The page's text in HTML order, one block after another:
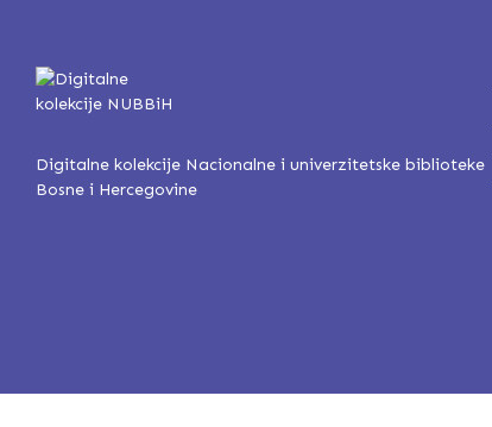
Digitalne kolekcije Nacionalne i univerzitetske biblioteke
Bosne i Hercegovine